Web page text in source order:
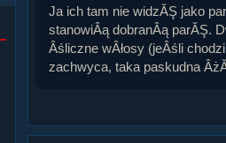
Ja ich tam nie widzĂŞ jako
stanowiÂą dobranÂą parĂŞ.
Âśliczne wÂłosy (jeÂśli
zachwyca, taka paskudna